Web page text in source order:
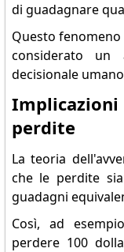
di guadagnare
Questo
considerato un
decisionale
perdite
La teoria
che le perdite
guadagni
Così, ad
perdere 100